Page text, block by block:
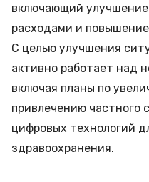
включающий
расходами и
С целью улучшения
активно работает над
включая планы по
привлечению частного
цифровых технологий
здравоохранения.